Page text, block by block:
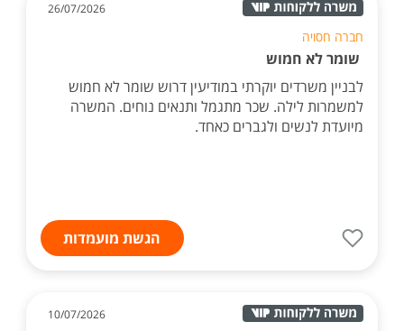
26/07/2026
חברה חסויה
שומר לא חמוש
לבניין משרדים יוקרתי במודיעין דרוש שומר לא חמוש
למשמרות לילה. שכר מתגמל ותנאים נוחים. המשרה
מיועדת לנשים ולגברים כאחד.
הגשת מועמדות
10/07/2026